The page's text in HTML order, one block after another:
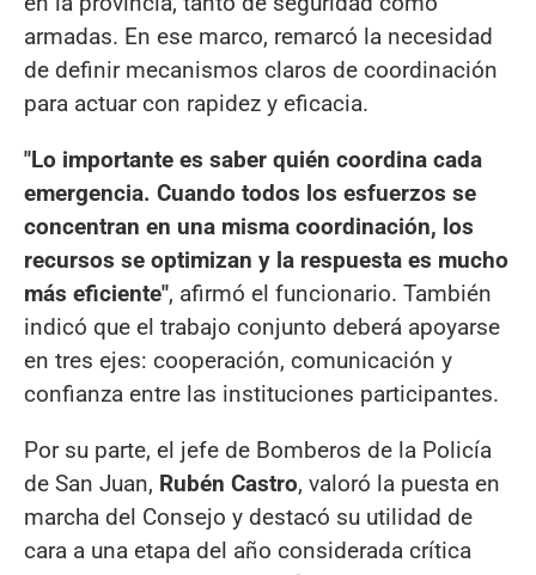
armadas. En ese marco, remarcó la necesidad
de definir mecanismos claros de coordinación
para actuar con rapidez y eficacia.
"Lo importante es saber quién coordina cada
emergencia. Cuando todos los esfuerzos se
concentran en una misma coordinación, los
recursos se optimizan y la respuesta es mucho
más eficiente", afirmó el funcionario. También
indicó que el trabajo conjunto deberá apoyarse
en tres ejes: cooperación, comunicación y
confianza entre las instituciones participantes.
Por su parte, el jefe de Bomberos de la Policía
de San Juan, Rubén Castro, valoró la puesta en
marcha del Consejo y destacó su utilidad de
cara a una etapa del año considerada crítica